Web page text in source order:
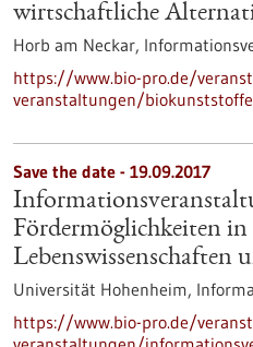
wirtschaftliche
Horb am Neckar,
https://www.bio-pro.de/
veranstaltungen/biokunststoffe
Save the date - 19.09.2017
Fördermöglichkeiten in
Lebenswissenschaften
Universität Hohenheim,
https://www.bio-pro.de/